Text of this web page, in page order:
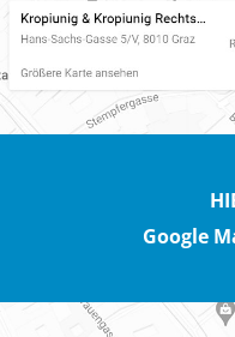
Google